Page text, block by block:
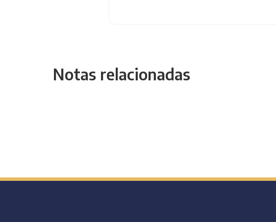
Notas relacionadas